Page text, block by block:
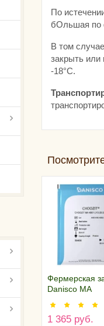
По
бОльшая по
В том
закрыть или
-18°С.
Фермерская
Danisco MA
1 365 руб.